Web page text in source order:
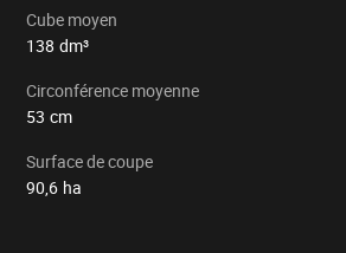
Cube moyen
138 dm³
Circonférence moyenne
53 cm
Surface de coupe
90,6 ha